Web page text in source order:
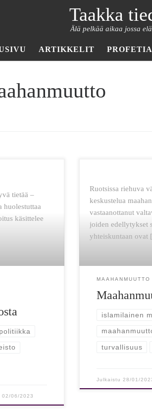
Taakka
Älä pelkää aikaa jossa
ARTIKKELIT PROFETIA
tietää –
huolestuttaa
käsittelee
politiikka
02/06/2023
Ruotsissa riehuva
keskustelua
vastaanottanut
joiden edellytykset
yhteiskuntaan
MAAHANMUUTTO
islamilainen
turvallisuus
Julkaistu 28/01/